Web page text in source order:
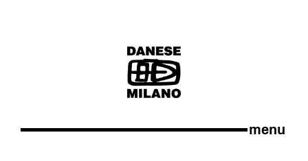
menu